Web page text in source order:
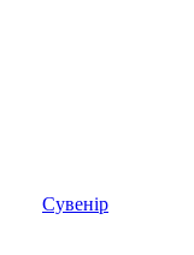
Сувенір